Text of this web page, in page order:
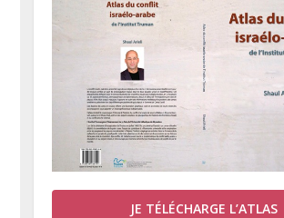
JE TÉLÉCHARGE L’ATLAS